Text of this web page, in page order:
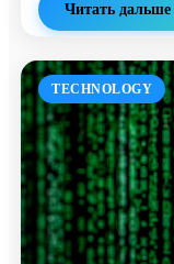
Читать дальше
TECHNOLOGY